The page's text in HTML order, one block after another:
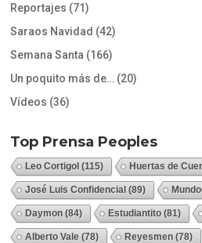
Reportajes (71)
Saraos Navidad (42)
Semana Santa (166)
Un poquito más de… (20)
Vídeos (36)
Top Prensa Peoples
Leo Cortigol (115) Huertas de
José Luis Confidencial (89)
Daymon (84) Estudiantito (81)
Alberto Vale (78) Reyesmen (78)